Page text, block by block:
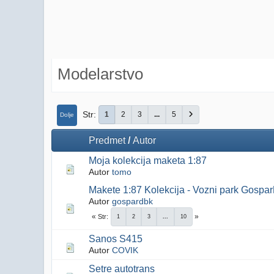
Modelarstvo
Dolje Str 1 2 3 ... 5
Predmet/Autor
Moja kolekcija maketa 1:87
Autor tomo
Makete 1:87 Kolekcija - Vozni park
Autor gospardbk
Str 1 2 3 ... 10
Sanos S415
Autor COVIK
Setre autotrans